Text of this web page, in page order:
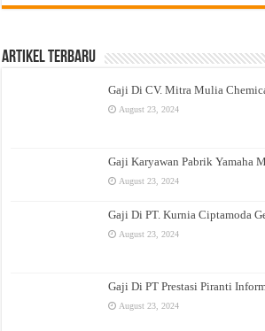
Artikel Terbaru
Gaji Di CV. Mitra Mulia
August 23, 2024
Gaji Karyawan Pabrik Yamaha
August 23, 2024
Gaji Di PT. Kurnia Ciptamoda
August 23, 2024
Gaji Di PT Prestasi Piranti
August 23, 2024